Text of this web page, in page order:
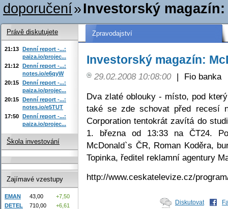
doporučení»Investorský
Zpravodajství
Investorský magazín:
29.02.2008 10:08:00 |
Fio banka
Dva zlaté oblouky - místo, pod
také se zde schovat před recesí
Corporation tentokrát zavítá do
1. března od 13:33 na ČT24.
McDonald`s ČR, Roman Koděra,
Topinka, ředitel reklamní agentury
http://www.ceskatelevize.cz/
Diskutovat
Právě diskutujete
21:13 Denní report -...:
paiza.io/projec...
21:12 Denní report -...:
notes.io/e6qyW
20:15 Denní report -...:
paiza.io/projec...
20:15 Denní report -...:
notes.io/e5TUT
17:50 Denní report -...:
paiza.io/projec...
Škola investování
Zajímavé vzestupy
EMAN 43,00
+7,50
DETEL
710,00
+6,61